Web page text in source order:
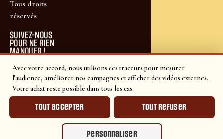
Avec votre accord, nous utilisons des traceurs pour mesurer
l'audience, améliorer nos campagnes et afficher des vidéos externes.
Votre achat reste possible dans tous les cas.
Tout accepter Tout refuser
Personnaliser
Tous droits
réservés
SUIVEZ-NOUS
POUR NE RIEN
MANQUER !